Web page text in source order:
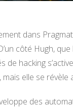
dans
côté Hugh,
de hacking
elle se révèle
des